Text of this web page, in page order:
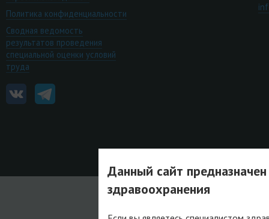
Политика конфиденциальности
Сводная ведомость
результатов проведения
специальной оценки условий
труда
Данный сайт
здравоохранения